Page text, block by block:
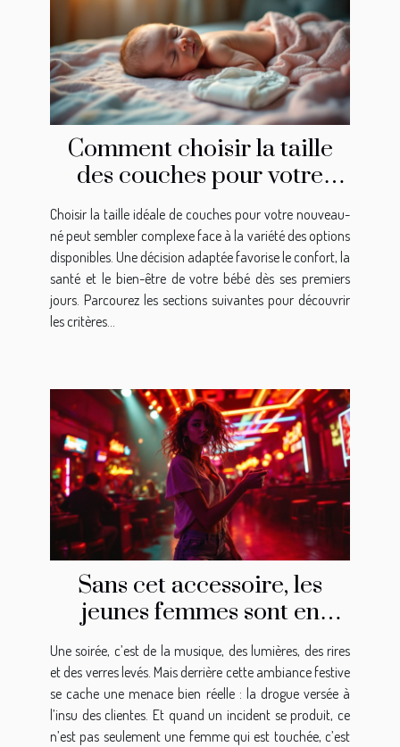
Comment choisir la taille
des couches pour votre
nouveau-né?
Choisir la taille idéale de couches pour votre nouveau-
né peut sembler complexe face à la variété des options
disponibles. Une décision adaptée favorise le confort, la
santé et le bien-être de votre bébé dès ses premiers
jours. Parcourez les sections suivantes pour découvrir
les critères...
Sans cet accessoire, les
jeunes femmes sont en
danger !
Une soirée, c’est de la musique, des lumières, des rires
et des verres levés. Mais derrière cette ambiance festive
se cache une menace bien réelle : la drogue versée à
l’insu des clientes. Et quand un incident se produit, ce
n’est pas seulement une femme qui est touchée, c’est